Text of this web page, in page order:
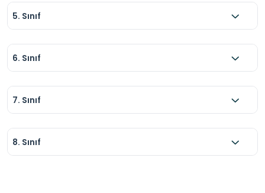
5. Sınıf
6. Sınıf
7. Sınıf
8. Sınıf